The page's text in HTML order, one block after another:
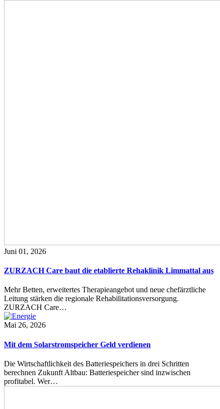
Juni 01, 2026
ZURZACH Care baut die etablierte Rehaklinik Limmattal aus
Mehr Betten, erweitertes Therapieangebot und neue chefärztliche
Leitung stärken die regionale Rehabilitationsversorgung.
ZURZACH Care…
Mai 26, 2026
Mit dem Solarstromspeicher Geld verdienen
Die Wirtschaftlichkeit des Batteriespeichers in drei Schritten
berechnen Zukunft Altbau: Batteriespeicher sind inzwischen
profitabel. Wer…